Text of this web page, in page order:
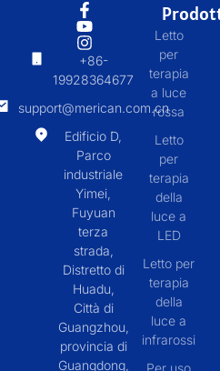
+86-
19928364677
support@merican.com.cn
Edificio D,
Parco
industriale
Yimei,
Fuyuan
terza
strada,
Distretto di
Huadu,
Città di
Guangzhou,
provincia di
Guangdong,
Letto
per
terapia
a luce
rossa
Letto
per
terapia
della
luce a
LED
Letto per
terapia
della
luce a
infrarossi
Per uso